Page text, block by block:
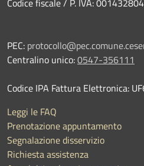
Codice fiscale / P. IVA:
PEC:
Centralino unico:0547-356111
Codice IPA Fattura Elettronica:
Leggi le FAQ
Prenotazione appuntamento
Segnalazione disservizio
Richiesta assistenza